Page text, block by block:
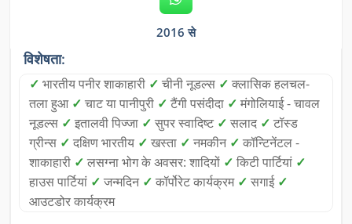
2016 से
विशेषता:
✓ भारतीय पनीर शाकाहारी ✓ चीनी नूडल्स ✓ क्लासिक हलचल-
तला हुआ ✓ चाट या पानीपुरी ✓ टैंगी पसंदीदा ✓ मंगोलियाई - चावल
नूडल्स ✓ इतालवी पिज्जा ✓ सुपर स्वादिष्ट ✓ सलाद ✓ टॉस्ड
ग्रीन्स ✓ दक्षिण भारतीय ✓ खस्ता ✓ नमकीन ✓ कॉन्टिनेंटल -
शाकाहारी ✓ लसग्ना भोग के अवसर: शादियों ✓ किटी पार्टियां ✓
हाउस पार्टियां ✓ जन्मदिन ✓ कॉर्पोरेट कार्यक्रम ✓ सगाई ✓
आउटडोर कार्यक्रम